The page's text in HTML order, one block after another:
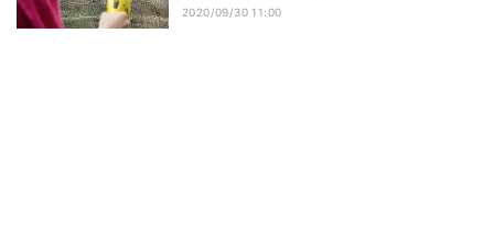
2020/09/30 11:00